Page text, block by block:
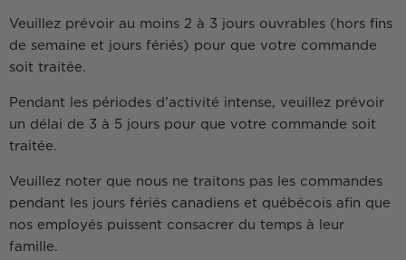
Veuillez prévoir au moins 2 à 3 jours ouvrables (hors fins
de semaine et jours fériés) pour que votre commande
soit traitée.
Pendant les périodes d’activité intense, veuillez prévoir
un délai de 3 à 5 jours pour que votre commande soit
traitée.
Veuillez noter que nous ne traitons pas les commandes
pendant les jours fériés canadiens et québécois afin que
nos employés puissent consacrer du temps à leur
famille.